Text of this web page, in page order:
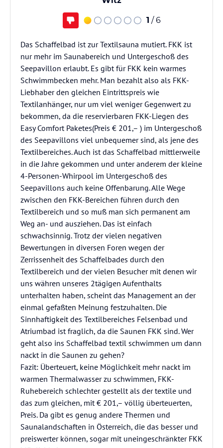
1 / 6
Das Schaffelbad ist zur Textilsauna mutiert. FKK ist
nur mehr im Saunabereich und Untergeschoß des
Seepavillon erlaubt. Es gibt für FKK kein warmes
Schwimmbecken mehr. Man bezahlt also als FKK-
Liebhaber den gleichen Eintrittspreis wie
Textilanhänger, nur um viel weniger Gegenwert zu
bekommen, da die reservierbaren FKK-Liegen des
Easy Comfort Paketes(Preis € 201,– ) im Untergeschoß
des Seepavillons viel unbequemer sind, als jene des
Textilbereiches. Auch ist das Schaffelbad mittlerweile
in die Jahre gekommen und unter anderem der kleine
4-Personen-Whirpool im Untergeschoß des
Seepavillons auch keine Offenbarung. Alle Wege
zwischen den FKK-Bereichen führen durch den
Textilbereich und so muß man sich permanent am
Weg an- und ausziehen. Das ist einfach
schwachsinnig. Trotz der vielen negativen
Bewertungen in diversen Foren wegen der
Zerrissenheit des Schaffelbades durch den
Textilbereich und der vielen Besucher mit denen wir
uns währen unseres 2tägigen Aufenthalts
unterhalten haben, scheint das Management an der
einmal gefaßten Meinung festzuhalten. Die
Sinnhaftigkeit des Textilbereiches Felsenbad und
Atriumbad ist fraglich, da die Saunen FKK sind. Wer
geht also ins Schaffelbad textil schwimmen um dann
nackt in die Saunen zu gehen?
Fazit: Überteuert, keine Möglichkeit mehr nackt im
warmen Thermalwasser zu schwimmen, FKK-
Ruhebereich schlechter gestellt als der textile und
das zum gleichen, mit € 201,– völlig überteuerten,
Preis. Da gibt es genug andere Thermen und
Saunalandschaften in Österreich, die das besser und
preiswerter können, sogar mit uneingeschränkter FKK